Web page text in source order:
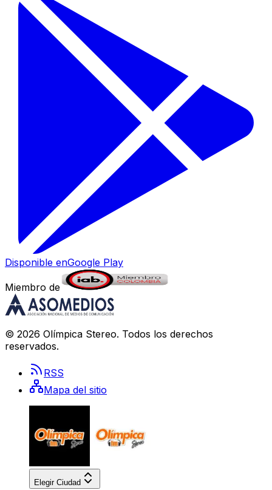
Disponible enGoogle Play
Miembro de
© 2026 Olímpica Stereo. Todos los derechos
reservados.
RSS
Mapa del sitio
Elegir Ciudad